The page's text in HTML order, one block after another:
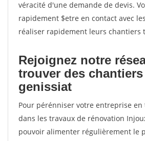
véracité d'une demande de devis.
rapidement $etre en contact avec
réaliser rapidement leurs chantiers
Rejoignez notre
trouver des
genissiat
Pour pérénniser votre entreprise
dans les travaux de rénovation
pouvoir alimenter régulièrement le